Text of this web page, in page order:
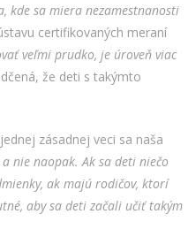
kde sa miera nezamestnanosti
certifikovaných meraní
veľmi prudko, je úroveň viac
že deti s takýmto
zásadnej veci sa naša
nie naopak. Ak sa deti niečo
ak majú rodičov, ktorí
aby sa deti začali učiť takým